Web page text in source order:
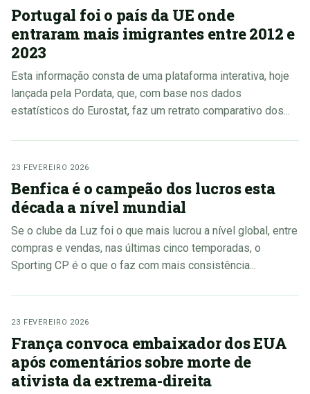
Portugal foi o país da UE onde
entraram mais imigrantes entre 2012 e
2023
Esta informação consta de uma plataforma interativa, hoje
lançada pela Pordata, que, com base nos dados
estatísticos do Eurostat, faz um retrato comparativo dos...
23 FEVEREIRO 2026
Benfica é o campeão dos lucros esta
década a nível mundial
Se o clube da Luz foi o que mais lucrou a nível global, entre
compras e vendas, nas últimas cinco temporadas, o
Sporting CP é o que o faz com mais consistência...
23 FEVEREIRO 2026
França convoca embaixador dos EUA
após comentários sobre morte de
ativista da extrema-direita